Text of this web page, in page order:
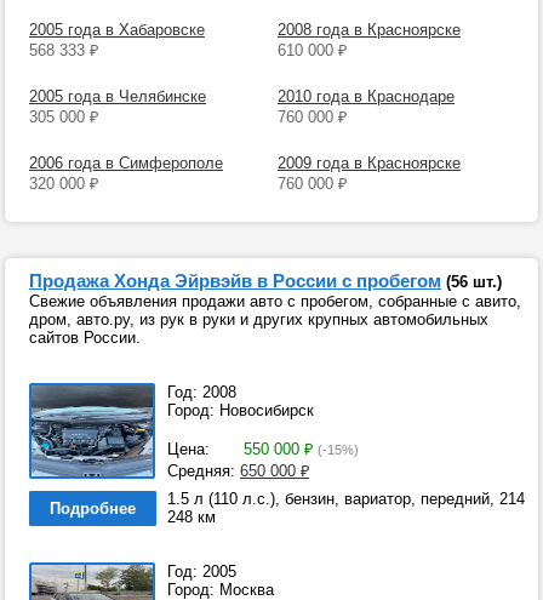
2005 года в Хабаровске
568 333 ₽
2008 года в Красноярске
610 000 ₽
2005 года в Челябинске
305 000 ₽
2010 года в Краснодаре
760 000 ₽
2006 года в Симферополе
320 000 ₽
2009 года в Красноярске
760 000 ₽
Продажа Хонда Эйрвэйв в России с пробегом (56 шт.)
Свежие объявления продажи авто с пробегом, собранные с авито,
дром, авто.ру, из рук в руки и других крупных автомобильных
сайтов России.
Год: 2008
Город: Новосибирск
Цена: 550 000 ₽ (-15%)
Средняя: 650 000 ₽
Подробнее
1.5 л (110 л.с.), бензин, вариатор, передний, 214
248 км
Год: 2005
Город: Москва